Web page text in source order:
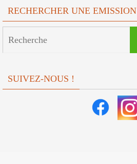
RECHERCHER UNE EMISSION
SUIVEZ-NOUS !